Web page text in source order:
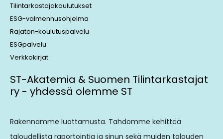
Tilintarkastajakoulutukset
ESG-valmennusohjelma
Rajaton-koulutuspalvelu
ESGpalvelu
Verkkokirjat
ST-Akatemia & Suomen Tilintarkastajat
ry - yhdessä olemme ST
Rakennamme luottamusta. Tahdomme kehittää
taloudellista raportointia ja sinun sekä muiden talouden